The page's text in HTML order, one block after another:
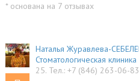
* основана на 7 отзывах
Наталья Журавлева-
Стоматологическая
25. Тел.: +7 (846) 263-06-83